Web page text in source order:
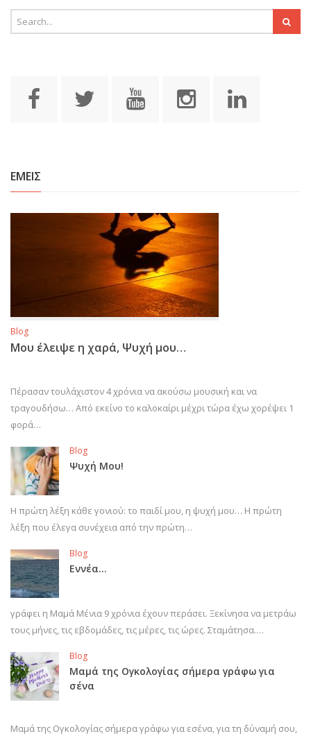
ΕΜΕΙΣ
Blog
Μου έλειψε η χαρά, Ψυχή μου…
Πέρασαν τουλάχιστον 4 χρόνια να ακούσω μουσική και να
τραγουδήσω… Από εκείνο το καλοκαίρι μέχρι τώρα έχω χορέψει 1
φορά…
Blog
Ψυχή Μου!
Η πρώτη λέξη κάθε γονιού: το παιδί μου, η ψυχή μου… Η πρώτη
λέξη που έλεγα συνέχεια από την πρώτη…
Blog
Εννέα…
γράφει η Μαμά Μένια 9 χρόνια έχουν περάσει. Ξεκίνησα να μετράω
τους μήνες, τις εβδομάδες, τις μέρες, τις ώρες. Σταμάτησα.…
Blog
Μαμά της Ογκολογίας σήμερα γράφω για
σένα
Μαμά της Ογκολογίας σήμερα γράφω για εσένα, για τη δύναμή σου,